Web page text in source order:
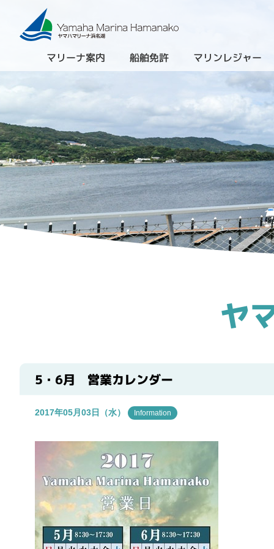
マリーナ案内 船舶免許
（進
マリンレジャー
ヤ
5・6月 営業カレンダー
2017年05月03日（水） Information